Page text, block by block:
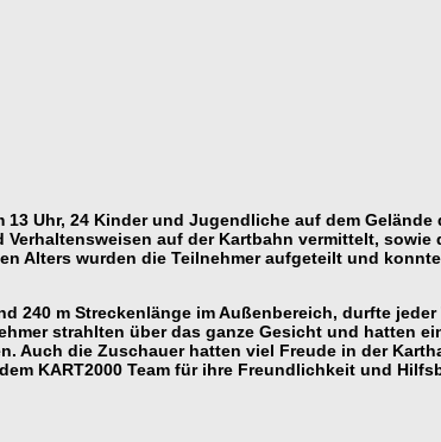
Uhr, 24 Kinder und Jugendliche auf dem Gelände
auf der Kartbahn vermittelt, sowie
Alters wurden die Teilnehmer aufgeteilt und
240 m Streckenlänge im Außenbereich, durfte jeder
strahlten über das ganze Gesicht und hatten
die Zuschauer hatten viel Freude in der
KART2000 Team für ihre Freundlichkeit und